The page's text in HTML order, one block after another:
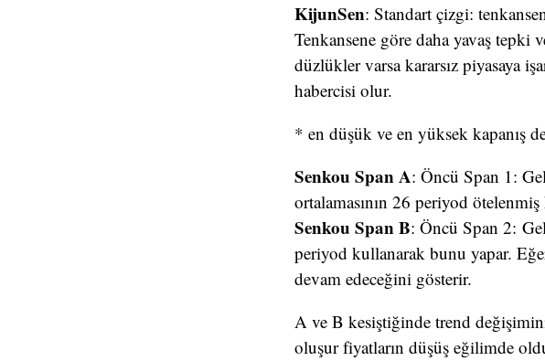
KijunSen: Standart çizgi:
Tenkansene göre daha yavaş tepki
düzlükler varsa kararsız piyasaya
habercisi olur.
* en düşük ve en yüksek kapanış
Senkou Span A: Öncü Span 1:
ortalamasının 26 periyod
Senkou Span B: Öncü Span 2:
periyod kullanarak bunu yapar.
devam edeceğini gösterir.
A ve B kesiştiğinde trend
oluşur fiyatların düşüş eğilimde